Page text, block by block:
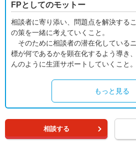
FPとしてのモットー
相談者に寄り添い、問題点を解決する
の策を一緒に考えていくこと。
そのために相談者の潜在化している
標が何であるかを顕在化するよう導き
んのように生涯サポートしていくこと。
もっと見る
相談する